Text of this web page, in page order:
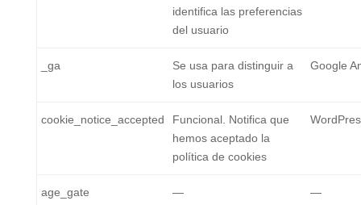
identifica las preferencias
del usuario
_ga
Se usa para distinguir a
los usuarios
Google
cookie_notice_accepted
Funcional. Notifica que
hemos aceptado la
política de cookies
age_gate — —